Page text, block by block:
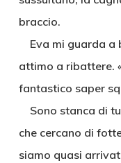
braccio.
Eva mi guarda a
attimo a ribattere.
fantastico saper
Sono stanca di
che cercano di
siamo quasi